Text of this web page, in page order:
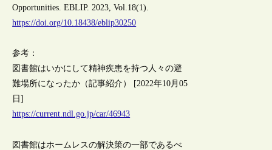
Opportunities. EBLIP. 2023, Vol.18(1).
https://doi.org/10.18438/eblip30250
参考：
図書館はいかにして精神疾患を持つ人々の避
難場所になったか（記事紹介） [2022年10月05
日]
https://current.ndl.go.jp/car/46943
図書館はホームレスの解決策の一部であるべ